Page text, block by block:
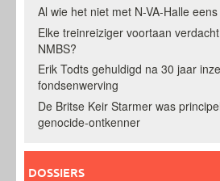
Al wie het niet met N-VA-Halle eens
Elke treinreiziger voortaan
NMBS?
Erik Todts gehuldigd na 30 jaar
fondsenwerving
De Britse Keir Starmer was
genocide-ontkenner
DOSSIERS